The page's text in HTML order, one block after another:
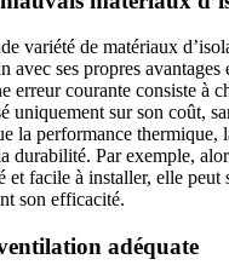
variété de matériaux
avec ses propres avantages
erreur courante consiste à
uniquement sur son coût,
la performance thermique,
durabilité. Par exemple,
et facile à installer, elle peut
son efficacité.
adéquate